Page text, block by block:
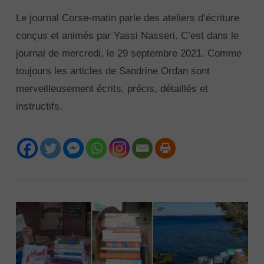
Le journal Corse-matin parle des ateliers d’écriture
conçus et animés par Yassi Nasseri. C’est dans le
journal de mercredi, le 29 septembre 2021. Comme
toujours les articles de Sandrine Ordan sont
merveilleusement écrits, précis, détaillés et
instructifs.